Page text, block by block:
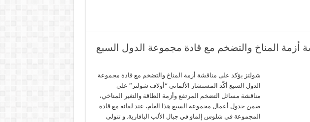
أزمة المناخ والتضخم مع قادة مجموعة الدول السبع
شولتز يؤكد على مناقشة أزمة المناخ والتضخم مع قادة مجموعة
الدول السبع أكّد المستشار الألماني “أولاف شولتز” على
مناقشة مسائل التضخم المرتفع وأزمة الطاقة والتغير المناخي،
ضمن جدول أعمال مجموعة السبع هذا العام، عند لقائه مع قادة
المجموعة في شلوس إلماو في جبال الألب البافارية. و تتولى